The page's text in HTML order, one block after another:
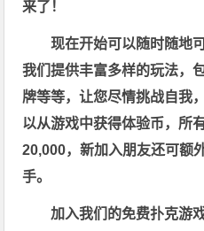
来了！
现在开始可以随时随地
我们提供丰富多样的玩法，
牌等等，让您尽情挑战自我
以从游戏中获得体验币，所
20,000，新加入朋友还可额
手。
加入我们的免费扑克游